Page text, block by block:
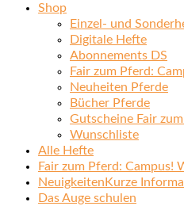
Shop
Einzel- und
Digitale Hefte
Abonnements DS
Fair zum Pferd:
Neuheiten Pferde
Bücher Pferde
Gutscheine Fair
Wunschliste
Alle Hefte
Fair zum Pferd: Campus!
Neuigkeiten Kurze
Das Auge schulen